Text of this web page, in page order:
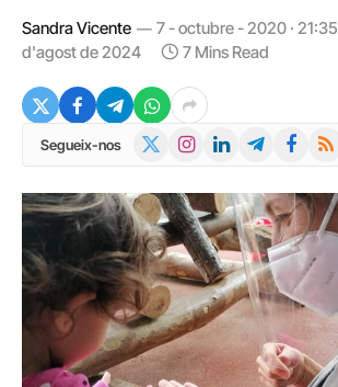
Sandra Vicente 7 - octubre - 2020 · 21:35
d'agost de 2024
7 Mins Read
Segueix-nos InstagramLinkedInTelegramFacebook
RSS